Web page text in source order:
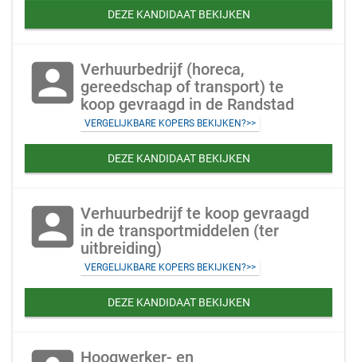
DEZE KANDIDAAT BEKIJKEN
account_box Verhuurbedrijf (horeca,
gereedschap of transport) te
koop gevraagd in de Randstad
VERGELIJKBARE KOPERS BEKIJKEN?>>
DEZE KANDIDAAT BEKIJKEN
account_box Verhuurbedrijf te koop gevraagd
in de transportmiddelen (ter
uitbreiding)
VERGELIJKBARE KOPERS BEKIJKEN?>>
DEZE KANDIDAAT BEKIJKEN
Hoogwerker- en